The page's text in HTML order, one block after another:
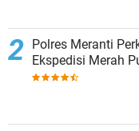
Polres Meranti
Ekspedisi Merah